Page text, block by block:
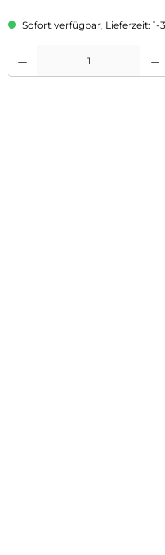
Sofort verfügbar, Lieferzeit: 1-
Produkt Anzahl: Gib den